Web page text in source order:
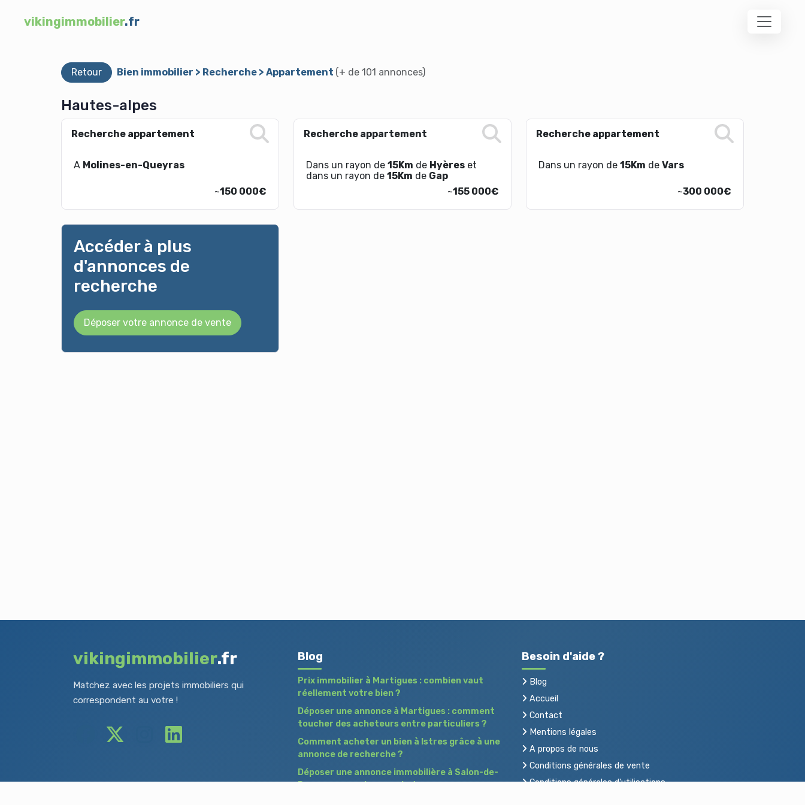
vikingimmobilier.fr
Retour Bien immobilier > Recherche > Appartement (+ de 101 annonces)
Hautes-alpes
Recherche appartement
A Molines-en-Queyras
~150 000€
Recherche appartement
Dans un rayon de 15Km de Hyères et
dans un rayon de 15Km de Gap
~155 000€
Recherche appartement
Dans un rayon de 15Km de Vars
~300 000€
Accéder à plus
d'annonces de
recherche
Déposer votre annonce de vente
vikingimmobilier.fr
Matchez avec les projets immobiliers qui
correspondent au votre !
Blog
Prix immobilier à Martigues : combien vaut
réellement votre bien ?
Déposer une annonce à Martigues : comment
toucher des acheteurs entre particuliers ?
Comment acheter un bien à Istres grâce à une
annonce de recherche ?
Déposer une annonce immobilière à Salon-de-
Provence : vendre ou acheter sans agence
Besoin d'aide ?
Blog
Accueil
Contact
Mentions légales
A propos de nous
Conditions générales de vente
Conditions générales d'utilisations